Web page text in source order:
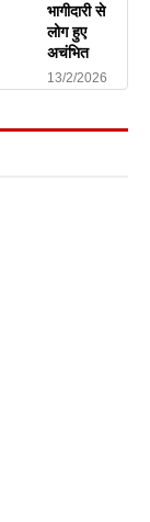
भागीदारी से
लोग हुए
अचंभित
13/2/2026